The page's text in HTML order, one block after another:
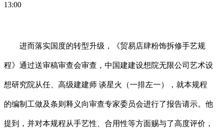
13:00
进而落实国度的转型升级，《贸易店肆粉饰拆修手艺规
程》通过送审稿审查会审查，中国建建设想院无限公司艺术设
想研究院从任、高级建建师 谈星火（一排左一），就本规程
的编制工做及条则释义向审查专家委员会进行了报告请示。他
提到，并对本规程从手艺性、合用性等方面赐与了高度评价，